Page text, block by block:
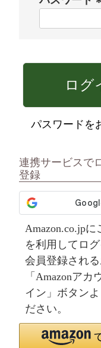
ログ
パスワードを
連携サービスで
登録
Amazon.co.jp
を利用してロ
会員登録される
「Amazonアカ
イン」ボタン
ださい。